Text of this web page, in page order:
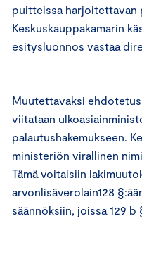
puitteissa harjoitettavan
Keskuskauppakamarin
esitysluonnos vastaa
Muutettavaksi
viitataan
palautushakemukseen.
ministeriön virallinen
Tämä voitaisiin
arvonlisäverolain128
säännöksiin, joissa 129 b